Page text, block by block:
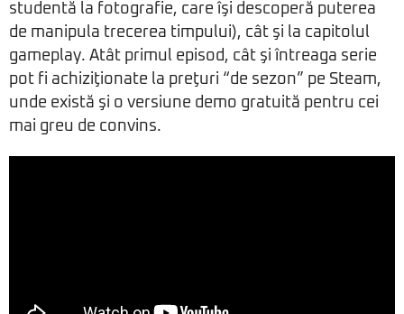
studentă la fotografie, care îşi descoperă puterea
de manipula trecerea timpului), cât şi la capitolul
gameplay. Atât primul episod, cât şi întreaga serie
pot fi achiziţionate la preţuri “de sezon” pe Steam,
unde există şi o versiune demo gratuită pentru cei
mai greu de convins.